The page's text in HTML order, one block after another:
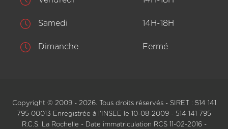
Samedi 14H-18H
Dimanche Fermé
Copyright © 2009 - 2026. Tous droits réservés - SIRET : 514 141
795 00013 Enregistrée à l'INSEE le 10-08-2009 - 514 141 795
R.C.S. La Rochelle - Date immatriculation RCS 11-02-2016 -